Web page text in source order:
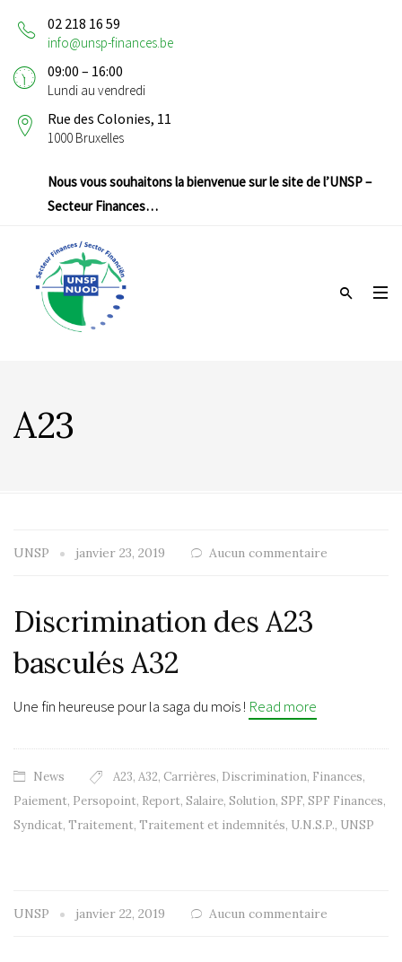
02 218 16 59
info@unsp-finances.be
09:00 – 16:00
Lundi au vendredi
Rue des Colonies, 11
1000 Bruxelles
Nous vous souhaitons la bienvenue sur le site de l’UNSP –
Secteur Finances…
A23
UNSP janvier 23, 2019 Aucun commentaire
Discrimination des A23
basculés A32
Une fin heureuse pour la saga du mois ! Read more
News A23, A32, Carrières, Discrimination, Finances,
Paiement, Persopoint, Report, Salaire, Solution, SPF, SPF Finances,
Syndicat, Traitement, Traitement et indemnités, U.N.S.P., UNSP
UNSP janvier 22, 2019 Aucun commentaire